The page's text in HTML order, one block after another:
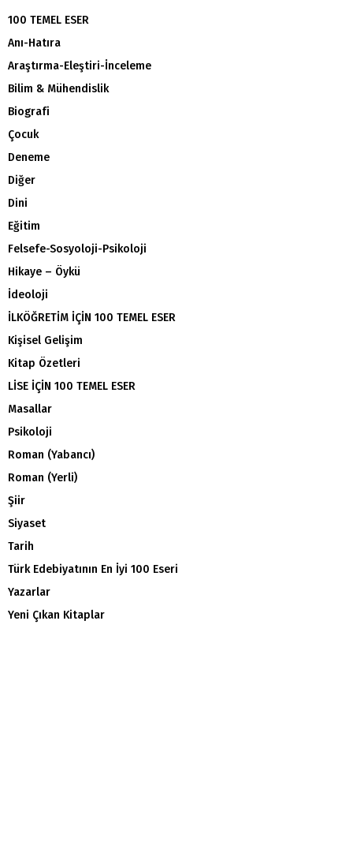
100 TEMEL ESER
Anı-Hatıra
Araştırma-Eleştiri-İnceleme
Bilim & Mühendislik
Biografi
Çocuk
Deneme
Diğer
Dini
Eğitim
Felsefe-Sosyoloji-Psikoloji
Hikaye – Öykü
İdeoloji
İLKÖĞRETİM İÇİN 100 TEMEL ESER
Kişisel Gelişim
Kitap Özetleri
LİSE İÇİN 100 TEMEL ESER
Masallar
Psikoloji
Roman (Yabancı)
Roman (Yerli)
Şiir
Siyaset
Tarih
Türk Edebiyatının En İyi 100 Eseri
Yazarlar
Yeni Çıkan Kitaplar